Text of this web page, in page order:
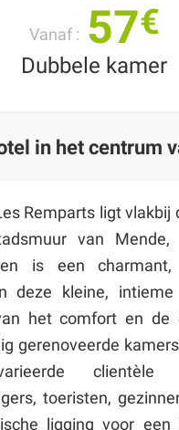
Vanaf : 57€
Dubbele kamer
in het centrum
Remparts ligt vlakbij
van
is een charmant,
deze kleine,
het comfort en de
gerenoveerde
clientèle
toeristen,
ligging voor een